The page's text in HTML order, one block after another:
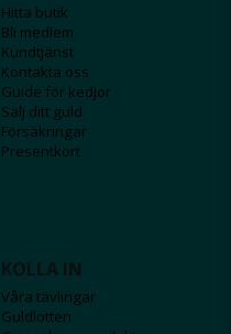
Hitta butik
Bli medlem
Kundtjänst
Kontakta oss
Guide för kedjor
Sälj ditt guld
Försäkringar
Presentkort
KOLLA IN
Våra tävlingar
Guldlotten